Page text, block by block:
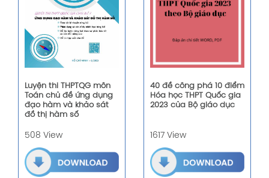
Luyện thi THPTQG môn
Toán chủ đề ứng dụng
đạo hàm và khảo sát
đồ thị hàm số
508 View
40 đề công phá 10 điểm
Hóa học THPT Quốc gia
2023 của Bộ giáo dục
1617 View